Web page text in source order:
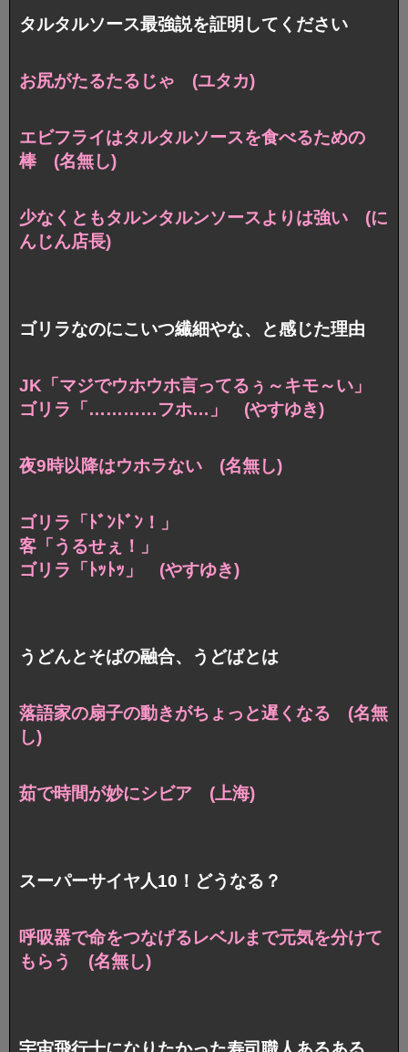
タルタルソース最強説を証明してください
お尻がたるたるじゃ (ユタカ)
エビフライはタルタルソースを食べるための
棒 (名無し)
少なくともタルンタルンソースよりは強い (に
んじん店長)
ゴリラなのにこいつ繊細やな、と感じた理由
JK「マジでウホウホ言ってるぅ～キモ～い」
ゴリラ「…………フホ…」 (やすゆき)
夜9時以降はウホラない (名無し)
ゴリラ「ﾄﾞﾝﾄﾞﾝ！」
客「うるせぇ！」
ゴリラ「ﾄｯﾄｯ」 (やすゆき)
うどんとそばの融合、うどばとは
落語家の扇子の動きがちょっと遅くなる (名無
し)
茹で時間が妙にシビア (上海)
スーパーサイヤ人10！どうなる？
呼吸器で命をつなげるレベルまで元気を分けて
もらう (名無し)